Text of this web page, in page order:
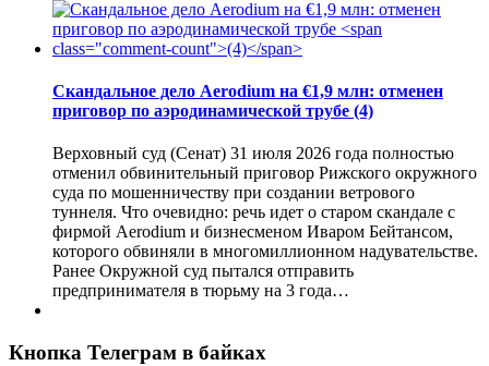
Скандальное дело Aerodium на €1,9 млн: отменен
приговор по аэродинамической трубе (4)
Верховный суд (Сенат) 31 июля 2026 года полностью
отменил обвинительный приговор Рижского окружного
суда по мошенничеству при создании ветрового
туннеля. Что очевидно: речь идет о старом скандале с
фирмой Aerodium и бизнесменом Иваром Бейтансом,
которого обвиняли в многомиллионном надувательстве.
Ранее Окружной суд пытался отправить
предпринимателя в тюрьму на 3 года…
Кнопка Телеграм в байках